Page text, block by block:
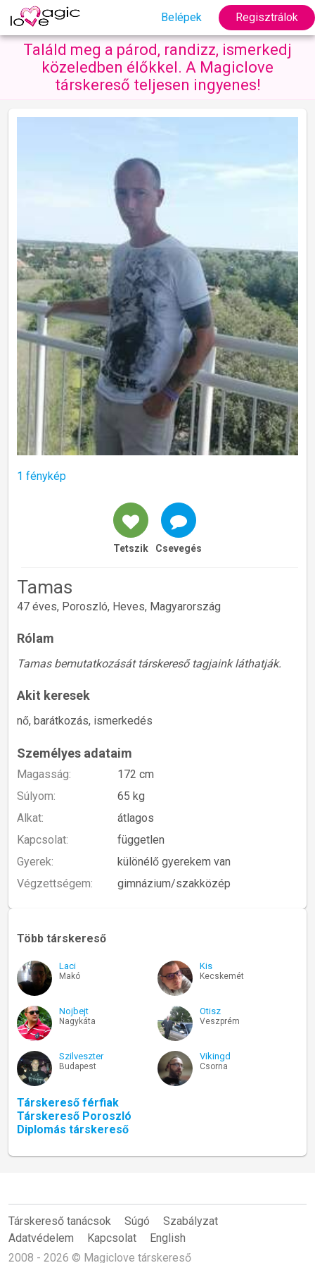
Belépek Regisztrálok
Találd meg a párod, randizz, ismerkedj
közeledben élőkkel. A Magiclove
társkereső teljesen ingyenes!
1 fénykép
Tetszik Csevegés
Tamas
47 éves, Poroszló, Heves, Magyarország
Rólam
Tamas bemutatkozását társkereső tagjaink láthatják.
Akit keresek
nő, barátkozás, ismerkedés
Személyes adataim
Magasság:
172 cm
Súlyom:
65 kg
Alkat:
átlagos
Kapcsolat:
független
Gyerek:
különélő gyerekem van
Végzettségem:
gimnázium/szakközép
Több társkereső
Laci
Makó
Kis
Kecskemét
Nojbejt
Nagykáta
Otisz
Veszprém
Szilveszter
Budapest
Vikingd
Csorna
Társkereső férfiak
Társkereső Poroszló
Diplomás társkereső
Társkereső tanácsok Súgó
Szabályzat
Adatvédelem
Kapcsolat
English
2008 - 2026 © Magiclove társkereső